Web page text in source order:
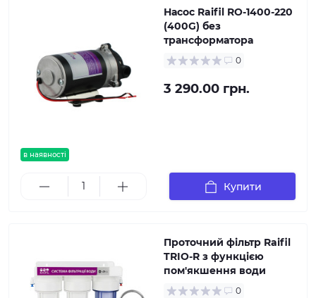
в наявності
Насос Raifil RO-1400-220
(400G) без
трансформатора
0
3 290.00 грн.
Купити
Проточний фільтр Raifil
TRIO-R з функцією
пом'якшення води
0